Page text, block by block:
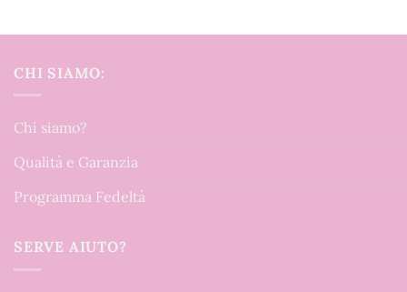
CHI SIAMO:
Chi siamo?
Qualità e Garanzia
Programma Fedeltà
SERVE AIUTO?